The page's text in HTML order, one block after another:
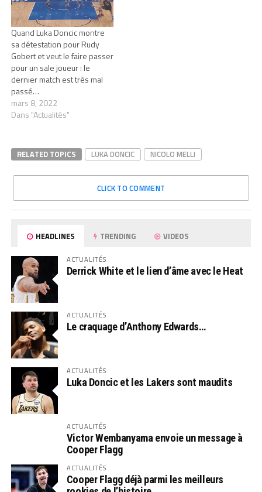
Quand Luka Doncic montre
sa détestation pour Rudy
Gobert et veut le faire passer
pour un sale joueur : le
dernier match est très mal
passé…
mars 8, 2022
Dans "Actualités"
RELATED TOPICS LUKA DONCIC NICOLO MELLI
CLICK TO COMMENT
HEADLINES TRENDING VIDEOS
ACTUALITÉS
Derrick White et le lien d’âme avec le Heat
ACTUALITÉS
Le craquage d’Anthony Edwards…
ACTUALITÉS
Luka Doncic et les Lakers sont maudits
ACTUALITÉS
Victor Wembanyama envoie un message à
Cooper Flagg
ACTUALITÉS
Cooper Flagg déjà parmi les meilleurs